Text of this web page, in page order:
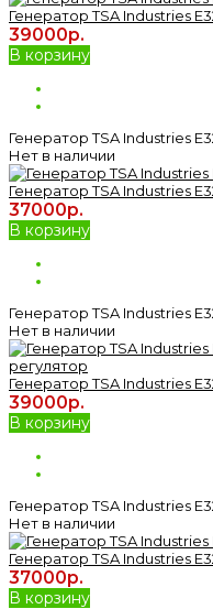
Генератор TSA Industries
39000р.
В корзину
Генератор TSA Industries
Нет в наличии
Генератор TSA Industries
37000р.
В корзину
Генератор TSA Industries
Нет в наличии
Генератор TSA Industries
39000р.
В корзину
Генератор TSA Industries
Нет в наличии
Генератор TSA Industries
37000р.
В корзину